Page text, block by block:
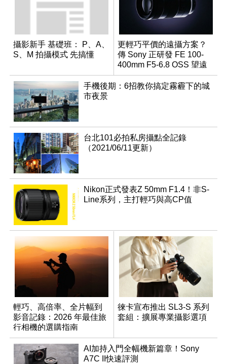
攝影新手 基礎班： P、A、
S、M 拍攝模式 先搞懂
更輕巧平價的遠攝方案？
傳 Sony 正研發 FE 100-
400mm F5-6.8 OSS 望遠
變焦鏡頭
手機後期：6招教你搞定霧霾下的城
市夜景
台北101必拍私房攝點全記錄
（2021/06/11更新）
Nikon正式發表Z 50mm F1.4！非S-
Line系列，主打輕巧與高CP值
輕巧、高倍率、全片幅到
影音記錄：2026 年最佳旅
行相機的選購指南
徠卡宣布推出 SL3-S 系列
套組：擴展專業攝影選項
AI加持入門全幅機新篇章！Sony
A7C II快速評測